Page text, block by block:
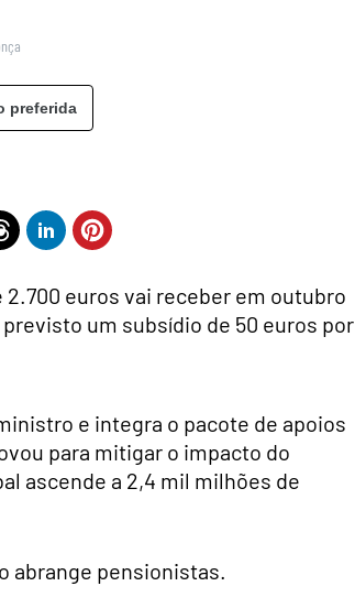
preferida
euros vai receber em outubro
um subsídio de 50 euros por
e integra o pacote de apoios
para mitigar o impacto do
ascende a 2,4 mil milhões de
abrange pensionistas.